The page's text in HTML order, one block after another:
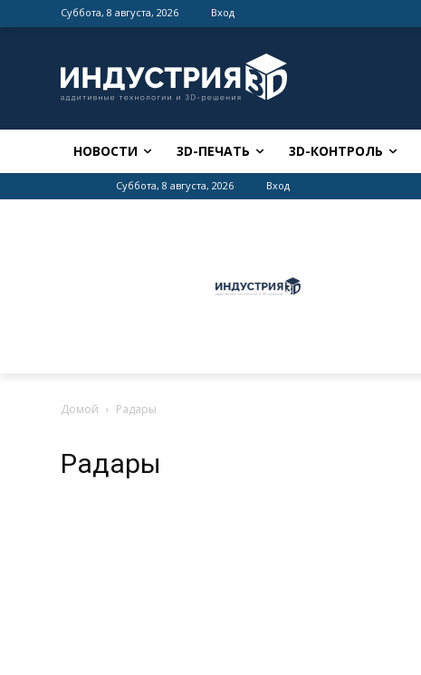
Суббота, 8 августа, 2026 Вход
НОВОСТИ 3D-ПЕЧАТЬ 3D-КОНТРОЛЬ
Суббота, 8 августа, 2026 Вход
Домой Радары
Радары